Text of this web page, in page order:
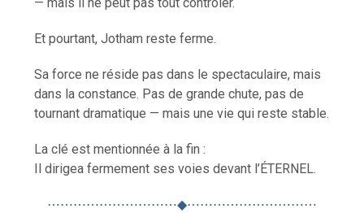
Et pourtant, Jotham reste ferme.
Sa force ne réside pas dans le spectaculaire, mais
dans la constance. Pas de grande chute, pas de
tournant dramatique — mais une vie qui reste stable.
La clé est mentionnée à la fin :
Il dirigea fermement ses voies devant l’ÉTERNEL.
⋯⋯⋯⋯⋯⋯⋯⋯⋯⋯◆⋯⋯⋯⋯⋯⋯⋯⋯⋯⋯